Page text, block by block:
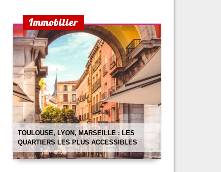
Immobilier
TOULOUSE, LYON, MARSEILLE : LES
QUARTIERS LES PLUS ACCESSIBLES